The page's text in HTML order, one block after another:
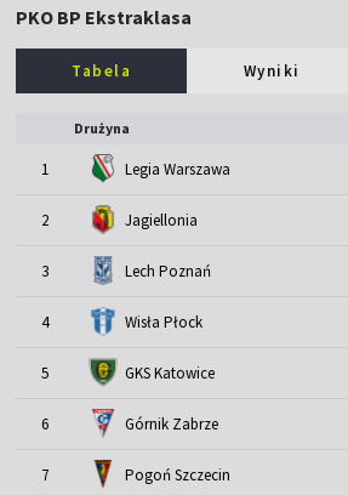
PKO BP Ekstraklasa
Tabela Wyniki
Drużyna
1 Legia Warszawa
2 Jagiellonia
3 Lech Poznań
4 Wisła Płock
5 GKS Katowice
6 Górnik Zabrze
7 Pogoń Szczecin